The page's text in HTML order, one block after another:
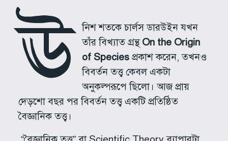
ঊ
নিশ শতকে চার্লস ডারউইন যখন
তাঁর বিখ্যাত গ্রন্থ On the Origin
of Speciesপ্রকাশ করেন, তখনও
বিবর্তন তত্ত্ব কেবল একটা
অনুকল্পরূপে ছিলো। আজ প্রায়
দেড়শো বছর পর বিবর্তন তত্ত্ব একটি প্রতিষ্ঠিত
বৈজ্ঞানিক তত্ত্ব।